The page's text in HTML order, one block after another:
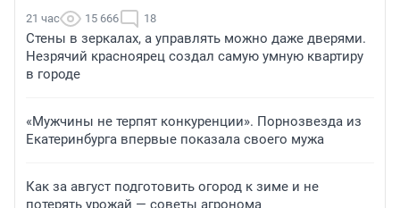
21 час 15 666 18
Стены в зеркалах, а управлять можно даже дверями.
Незрячий красноярец создал самую умную квартиру
в городе
«Мужчины не терпят конкуренции». Порнозвезда из
Екатеринбурга впервые показала своего мужа
Как за август подготовить огород к зиме и не
потерять урожай — советы агронома